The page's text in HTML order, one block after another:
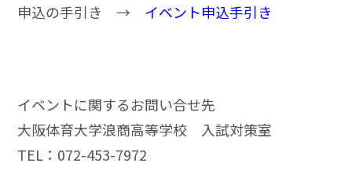
申込の手引き → イベント申込手引き
イベントに関するお問い合せ先
大阪体育大学浪商高等学校 入試対策室
TEL：072-453-7972